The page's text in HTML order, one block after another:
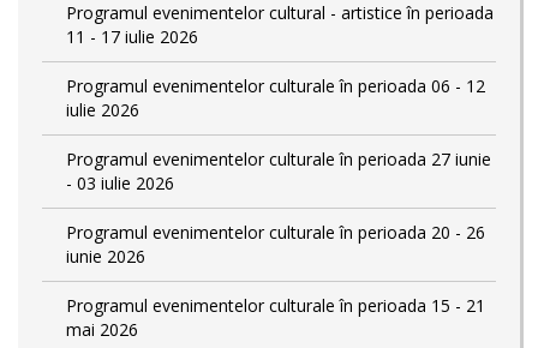
Programul evenimentelor cultural - artistice în perioada
11 - 17 iulie 2026
Programul evenimentelor culturale în perioada 06 - 12
iulie 2026
Programul evenimentelor culturale în perioada 27 iunie
- 03 iulie 2026
Programul evenimentelor culturale în perioada 20 - 26
iunie 2026
Programul evenimentelor culturale în perioada 15 - 21
mai 2026